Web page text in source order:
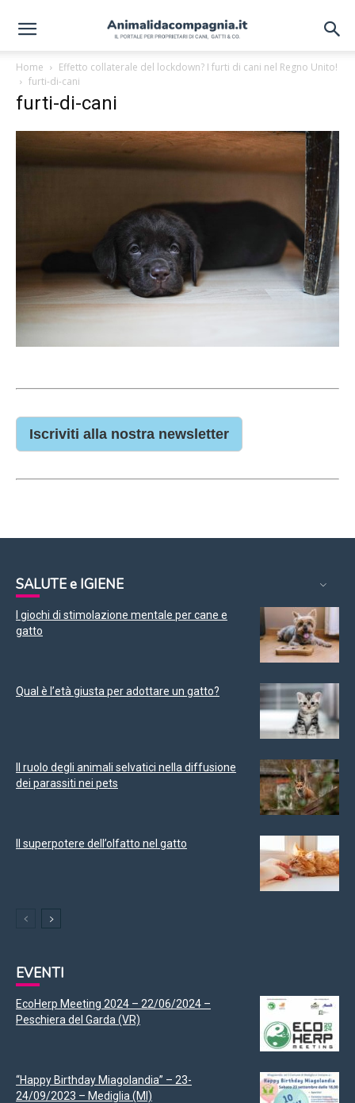
Home
Effetto collaterale del lockdown? I furti di cani nel Regno Unito!
furti-di-cani
furti-di-cani
Iscriviti alla nostra newsletter
SALUTE e IGIENE
I giochi di stimolazione mentale per cane e
gatto
Qual è l’età giusta per adottare un gatto?
Il ruolo degli animali selvatici nella diffusione
dei parassiti nei pets
Il superpotere dell’olfatto nel gatto
EVENTI
EcoHerp Meeting 2024 – 22/06/2024 –
Peschiera del Garda (VR)
“Happy Birthday Miagolandia” – 23-
24/09/2023 – Mediglia (MI)